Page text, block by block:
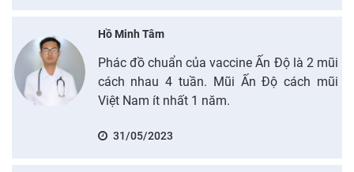
Hồ Minh Tâm
Phác đồ chuẩn của vaccine Ấn Độ là 2 mũi
cách nhau 4 tuần. Mũi Ấn Độ cách mũi
Việt Nam ít nhất 1 năm.
31/05/2023